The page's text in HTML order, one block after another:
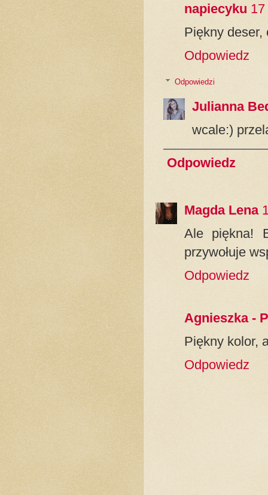
napiecyku
Piękny deser,
Odpowiedz
Odpowiedzi
Julianna
wcale:)
Odpowiedz
Magda Lena
Ale piękna!
przywołuje
Odpowiedz
Agnieszka -
Piękny kolor,
Odpowiedz